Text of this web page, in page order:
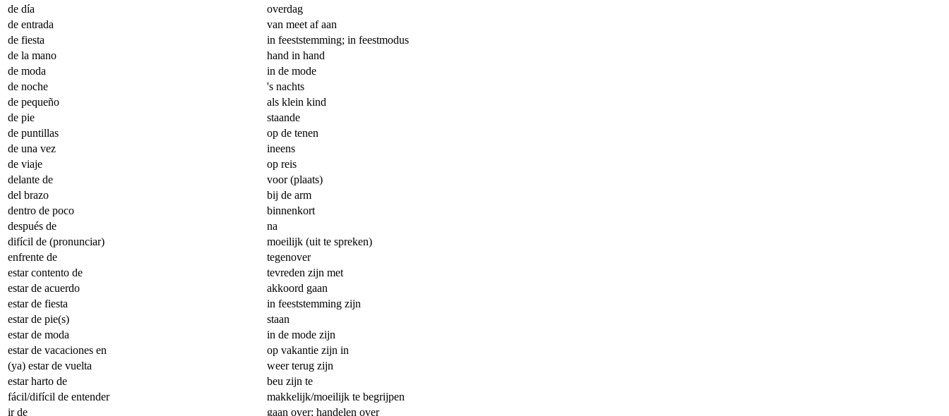
de día
overdag
de entrada
van meet af aan
de fiesta
in feeststemming; in feestmodus
de la mano
hand in hand
de moda
in de mode
de noche
's nachts
de pequeño
als klein kind
de pie
staande
de puntillas
op de tenen
de una vez
ineens
de viaje
op reis
delante de
voor (plaats)
del brazo
bij de arm
dentro de poco
binnenkort
después de
na
difícil de (pronunciar)
moeilijk (uit te spreken)
enfrente de
tegenover
estar contento de
tevreden zijn met
estar de acuerdo
akkoord gaan
estar de fiesta
in feeststemming zijn
estar de pie(s)
staan
estar de moda
in de mode zijn
estar de vacaciones en
op vakantie zijn in
(ya) estar de vuelta
weer terug zijn
estar harto de
beu zijn te
fácil/difícil de entender
makkelijk/moeilijk te begrijpen
ir de
gaan over; handelen over